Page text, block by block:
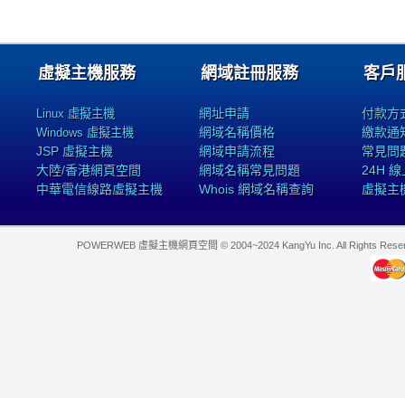
虛擬主機服務
Linux 虛擬主機
Windows 虛擬主機
JSP 虛擬主機
大陸/香港網頁空間
中華電信線路虛擬主機
網域註冊服務
網址申請
網域名稱價格
網域申請流程
網域名稱常見問題
Whois 網域名稱查詢
客戶
付款方
繳款通
常見問
24H 線
虛擬主
POWERWEB 虛擬主機網頁空間 © 2004~2024 KangYu Inc. All Rights